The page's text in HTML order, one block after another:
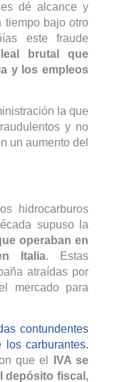
dé alcance y
tiempo bajo otro
este fraude
brutal que
y los empleos
la que
y no
un aumento del
hidrocarburos
supuso la
operaban en
Italia. Estas
atraídas por
mercado para
contundentes
carburantes.
que el
IVA se
depósito fiscal,